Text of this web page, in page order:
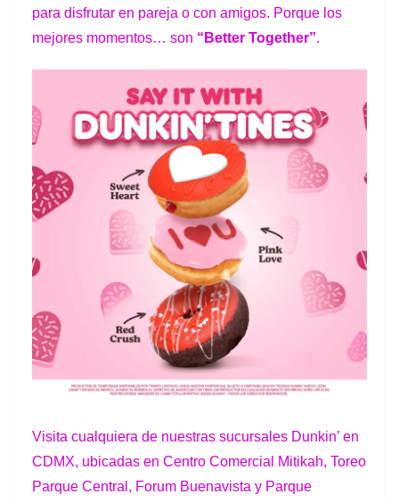
para disfrutar en pareja o con amigos. Porque los
mejores momentos… son “Better Together”.
Visita cualquiera de nuestras sucursales Dunkin’ en
CDMX, ubicadas en Centro Comercial Mitikah, Toreo
Parque Central, Forum Buenavista y Parque